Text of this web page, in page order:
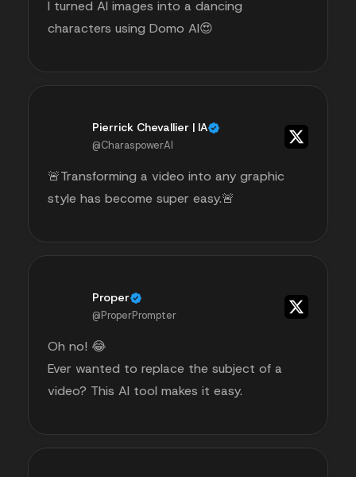
I turned AI images into a dancing
characters using Domo AI😍
Pierrick Chevallier | IA
@CharaspowerAI
🚨Transforming a video into any graphic
style has become super easy.🚨
Proper
@ProperPrompter
Oh no! 😂
Ever wanted to replace the subject of a
video? This AI tool makes it easy.